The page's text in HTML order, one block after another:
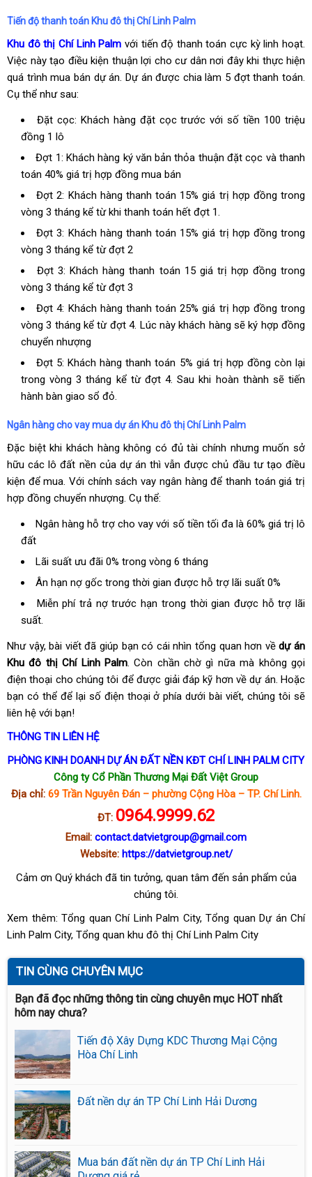
Tiến độ thanh toán Khu đô thị Chí Linh Palm
Khu đô thị Chí Linh Palm với tiến độ thanh toán cực kỳ linh hoạt.
Việc này tạo điều kiện thuận lợi cho cư dân nơi đây khi thực hiện
quá trình mua bán dự án. Dự án được chia làm 5 đợt thanh toán.
Cụ thể như sau:
Đặt cọc: Khách hàng đặt cọc trước với số tiền 100 triệu
đồng 1 lô
Đợt 1: Khách hàng ký văn bản thỏa thuận đặt cọc và thanh
toán 40% giá trị hợp đồng mua bán
Đợt 2: Khách hàng thanh toán 15% giá trị hợp đồng trong
vòng 3 tháng kể từ khi thanh toán hết đợt 1.
Đợt 3: Khách hàng thanh toán 15% giá trị hợp đồng trong
vòng 3 tháng kể từ đợt 2
Đợt 3: Khách hàng thanh toán 15 giá trị hợp đồng trong
vòng 3 tháng kể từ đợt 3
Đợt 4: Khách hàng thanh toán 25% giá trị hợp đồng trong
vòng 3 tháng kể từ đợt 4. Lúc này khách hàng sẽ ký hợp đồng
chuyển nhượng
Đợt 5: Khách hàng thanh toán 5% giá trị hợp đồng còn lại
trong vòng 3 tháng kể từ đợt 4. Sau khi hoàn thành sẽ tiến
hành bàn giao sổ đỏ.
Ngân hàng cho vay mua dự án Khu đô thị Chí Linh Palm
Đặc biệt khi khách hàng không có đủ tài chính nhưng muốn sở
hữu các lô đất nền của dự án thì vẫn được chủ đầu tư tạo điều
kiện để mua. Với chính sách vay ngân hàng để thanh toán giá trị
hợp đồng chuyển nhượng. Cụ thể:
Ngân hàng hỗ trợ cho vay với số tiền tối đa là 60% giá trị lô
đất
Lãi suất ưu đãi 0% trong vòng 6 tháng
Ân hạn nợ gốc trong thời gian được hỗ trợ lãi suất 0%
Miễn phí trả nợ trước hạn trong thời gian được hỗ trợ lãi
suất.
Như vậy, bài viết đã giúp bạn có cái nhìn tổng quan hơn vềdự án
Khu đô thị Chí Linh Palm. Còn chần chờ gì nữa mà không gọi
điện thoại cho chúng tôi để được giải đáp kỹ hơn về dự án. Hoặc
bạn có thể để lại số điện thoại ở phía dưới bài viết, chúng tôi sẽ
liên hệ với bạn!
THÔNG TIN LIÊN HỆ
PHÒNG KINH DOANH DỰ ÁN ĐẤT NỀN KĐT CHÍ LINH PALM CITY
Công ty Cổ Phần Thương Mại Đất Việt Group
Địa chỉ: 69 Trần Nguyên Đán – phường Cộng Hòa – TP. Chí Linh.
ĐT: 0964.9999.62
Email: contact.datvietgroup@gmail.com
Website: https://datvietgroup.net/
Cảm ơn Quý khách đã tin tưởng, quan tâm đến sản phẩm của
chúng tôi.
Xem thêm: Tổng quan Chí Linh Palm City, Tổng quan Dự án Chí
Linh Palm City, Tổng quan khu đô thị Chí Linh Palm City
TIN CÙNG CHUYÊN MỤC
Bạn đã đọc những thông tin cùng chuyên mục HOT nhất
hôm nay chưa?
Tiến độ Xây Dựng KDC Thương Mại Cộng
Hòa Chí Linh
Đất nền dự án TP Chí Linh Hải Dương
Mua bán đất nền dự án TP Chí Linh Hải